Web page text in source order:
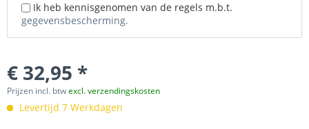
Ik heb kennisgenomen van de regels m.b.t.
gegevensbescherming.
€ 32,95 *
Prijzen incl. btwexcl. verzendingskosten
Levertijd 7 Werkdagen